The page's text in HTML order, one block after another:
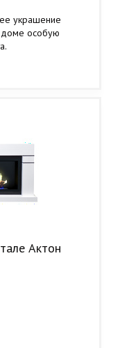
украшение
доме особую
Актон